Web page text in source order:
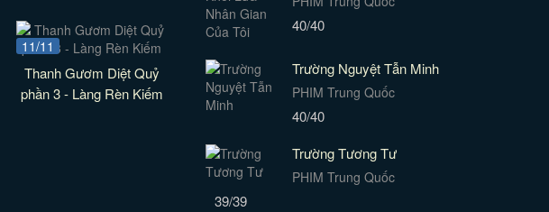
11/11
Thanh Gươm Diệt Quỷ
phần 3 - Làng Rèn Kiếm
40/40
Trường Nguyệt Tẫn Minh
PHIM Trung Quốc
40/40
Trường Tương Tư
PHIM Trung Quốc
39/39